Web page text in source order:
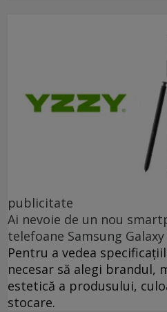
publicitate
Ai nevoie de un nou
telefoane Samsung
Pentru a vedea
necesar să alegi brandul,
estetică a produsului,
stocare.